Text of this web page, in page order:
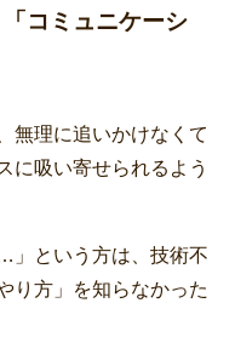
コミュニケーシ
無理に追いかけなくて
に吸い寄せられるよう
」という方は、技術不
り方」を知らなかった